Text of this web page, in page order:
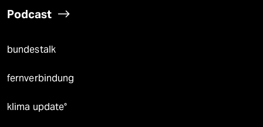
Podcast
bundestalk
fernverbindung
klima update°